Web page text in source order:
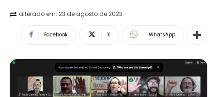
alterado em: 23 de agosto de 2023
Facebook X WhatsApp